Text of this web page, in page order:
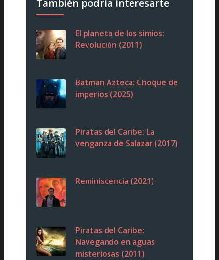
También podría interesarte
El planeta de los simios:
Revolución (2011)
Batman Azteca: Choque de
imperios (2025)
Piratas del Caribe: La
venganza de Salazar (2017)
Reminiscencia (2021)
Piratas del Caribe:
Navegando en aguas
misteriosas (2011)